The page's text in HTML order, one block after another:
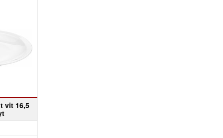
vit 16,5